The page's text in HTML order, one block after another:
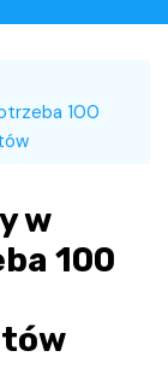
100
w
100